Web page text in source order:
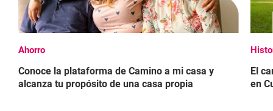
Ahorro
Conoce la plataforma de Camino a mi casa y
alcanza tu propósito de una casa propia
El
en